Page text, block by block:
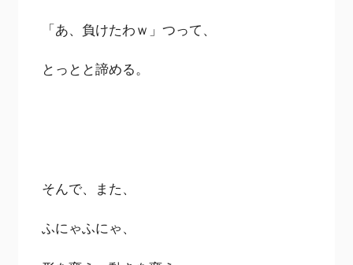
「あ、負けたわｗ」つって、
とっとと諦める。
そんで、また、
ふにゃふにゃ、